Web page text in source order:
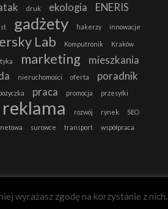
druk ekologia
ENERIS
gadżety hakerzy innowacje
Lab Komputronik Kraków
marketing mieszkania
nieruchomości oferta poradnik
praca promocja przesyłki
reklama rozwój rynek
SEO
surowce transport
współpraca
B2B-MAGAZYN.PL
wyrażasz zgodę na korzystanie z nich.